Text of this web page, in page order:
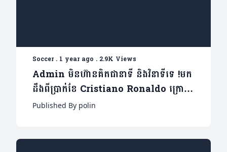
Soccer. 1 year ago . 2.9K Views
Admin មិនហ៊ានគិតជានាទី និង​វិនាទីទេ !មក
ដឹងពីប្រាក់ខែ Cristiano Ronaldo ក្រោយ
បន្តកុងត្រា២ឆ្នាំ (មាន១វីដេអូ)
Published By polin